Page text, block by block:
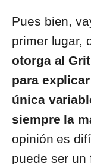
Pues bien,
primer lugar,
otorga al
para
única
siempre la
opinión es
puede ser un